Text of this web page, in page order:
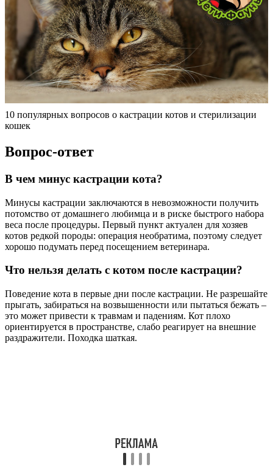
10 популярных вопросов о кастрации котов и стерилизации
кошек
Вопрос-ответ
В чем минус кастрации кота?
Минусы кастрации заключаются в невозможности получить
потомство от домашнего любимца и в риске быстрого набора
веса после процедуры. Первый пункт актуален для хозяев
котов редкой породы: операция необратима, поэтому следует
хорошо подумать перед посещением ветеринара.
Что нельзя делать с котом после кастрации?
Поведение кота в первые дни после кастрации. Не разрешайте
прыгать, забираться на возвышенности или пытаться бежать –
это может привести к травмам и падениям. Кот плохо
ориентируется в пространстве, слабо реагирует на внешние
раздражители. Походка шаткая.